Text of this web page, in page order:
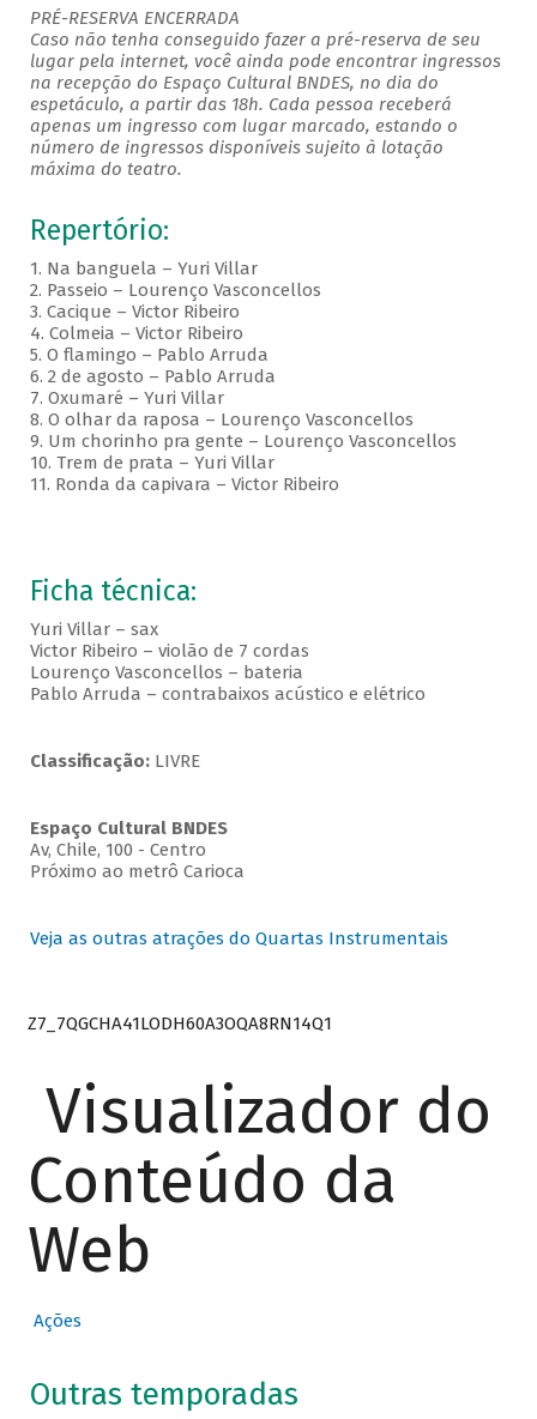
PRÉ-RESERVA ENCERRADA
Caso não tenha conseguido fazer a pré-reserva de seu
lugar pela internet, você ainda pode encontrar ingressos
na recepção do Espaço Cultural BNDES, no dia do
espetáculo, a partir das 18h. Cada pessoa receberá
apenas um ingresso com lugar marcado, estando o
número de ingressos disponíveis sujeito à lotação
máxima do teatro.
Repertório:
1. Na banguela – Yuri Villar
2. Passeio – Lourenço Vasconcellos
3. Cacique – Victor Ribeiro
4. Colmeia – Victor Ribeiro
5. O flamingo – Pablo Arruda
6. 2 de agosto – Pablo Arruda
7. Oxumaré – Yuri Villar
8. O olhar da raposa – Lourenço Vasconcellos
9. Um chorinho pra gente – Lourenço Vasconcellos
10. Trem de prata – Yuri Villar
11. Ronda da capivara – Victor Ribeiro
Ficha técnica:
Yuri Villar – sax
Victor Ribeiro – violão de 7 cordas
Lourenço Vasconcellos – bateria
Pablo Arruda – contrabaixos acústico e elétrico
Classificação:LIVRE
Espaço Cultural BNDES
Av, Chile, 100 - Centro
Próximo ao metrô Carioca
Veja as outras atrações do Quartas Instrumentais
Z7_7QGCHA41LODH60A3OQA8RN14Q1
Visualizador do
Conteúdo da
Web
Ações
Outras temporadas